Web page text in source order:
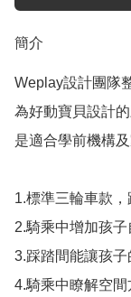
簡介
Weplay設計團隊
為好動寶貝設計
是適合學前機構
1.標準三輪車款，
2.騎乘中增加孩子
3.踩踏間能讓孩子
4.騎乘中瞭解空間